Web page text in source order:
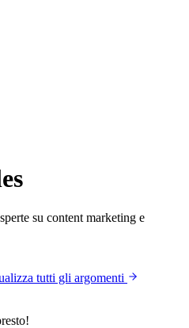
su content marketing e
tutti gli argomenti